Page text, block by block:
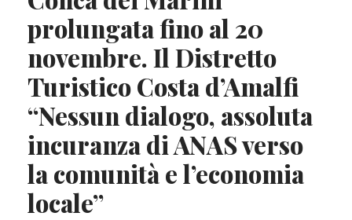
prolungata fino al 20
novembre. Il Distretto
Turistico Costa d’Amalfi
“Nessun dialogo, assoluta
incuranza di ANAS verso
la comunità e l’economia
locale”